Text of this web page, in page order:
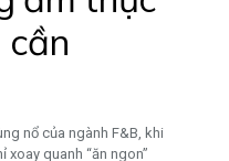
cần
nổ của ngành F&B, khi
quanh “ăn ngon”